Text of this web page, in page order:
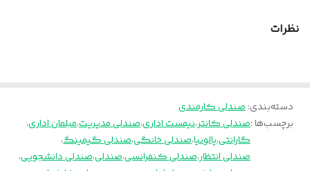
نظرات
دسته‌بندی:صندلی کارمندی
برچسب‌ها :صندلی کانتر،نیمست اداری،صندلی مدیریت،مبلمان اداری،
گارانتی،پالونیا،صندلی خانگی،صندلی گیمینگ،
صندلی انتظار،صندلی کنفرانسی،صندلی،صندلی دانشجویی،